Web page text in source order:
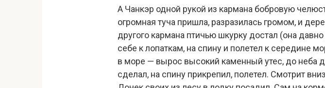
А Чанкэр одной рукой из кармана бобровую
огромная туча пришла, разразилась громом, и
другого кармана птичью шкурку достал (она
себе к лопаткам, на спину и полетел к середине
в море — вырос высокий каменный утес, до неба
сделал, на спину прикрепил, полетел. Смотрит